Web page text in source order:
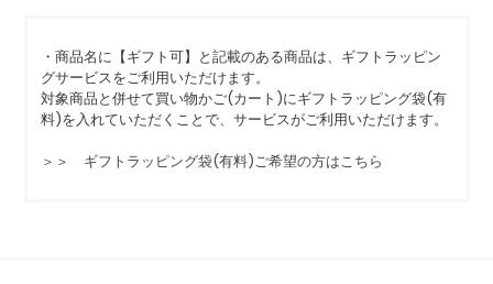
・商品名に【ギフト可】と記載のある商品は、ギフトラッピン
グサービスをご利用いただけます。
対象商品と併せて買い物かご(カート)にギフトラッピング袋(有
料)を入れていただくことで、サービスがご利用いただけます。
＞＞ ギフトラッピング袋(有料)ご希望の方はこちら